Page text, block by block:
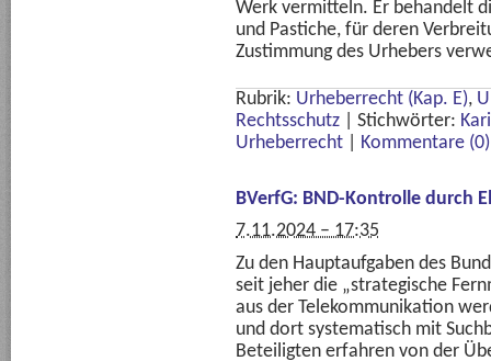
Werk vermitteln. Er behandelt
und Pastiche, für deren
Zustimmung des Urhebers
Rubrik: Urheberrecht (Kap. E),
Rechtsschutz
Stichwörter:
Urheberrecht
Kommentare (0)
BVerfG: BND-Kontrolle durch
7.11.2024 – 17:35
Zu den Hauptaufgaben des
seit jeher die „strategische
aus der Telekommunikation
und dort systematisch mit
Beteiligten erfahren von der